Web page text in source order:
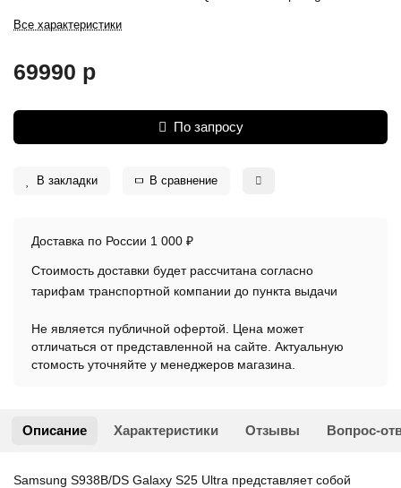
Все характеристики
69990 р
По запросу
В закладки В сравнение
Доставка по России 1 000 ₽
Стоимость доставки будет рассчитана согласно
тарифам транспортной компании до пункта выдачи
Не является публичной офертой. Цена может
отличаться от представленной на сайте. Актуальную
стомость уточняйте у менеджеров магазина.
Описание Характеристики Отзывы Вопрос-
Samsung S938B/DS Galaxy S25 Ultra представляет собой